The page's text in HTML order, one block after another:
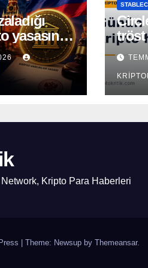
yasasının
tröst
Kripto Para Haberleri
Theme: Newsup by Themeansar.